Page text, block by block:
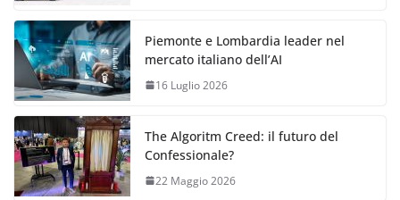
Piemonte e Lombardia leader nel
mercato italiano dell’AI
16 Luglio 2026
The Algoritm Creed: il futuro del
Confessionale?
22 Maggio 2026